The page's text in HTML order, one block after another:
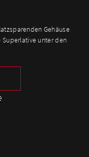
Gehäuse
unter den